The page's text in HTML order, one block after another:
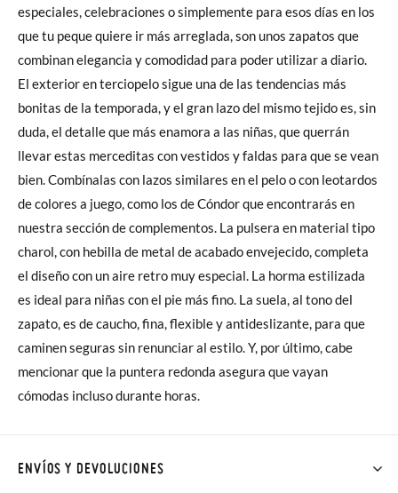
especiales, celebraciones o simplemente para esos días en los
que tu peque quiere ir más arreglada, son unos zapatos que
combinan elegancia y comodidad para poder utilizar a diario.
El exterior en terciopelo sigue una de las tendencias más
bonitas de la temporada, y el gran lazo del mismo tejido es, sin
duda, el detalle que más enamora a las niñas, que querrán
llevar estas merceditas con vestidos y faldas para que se vean
bien. Combínalas con lazos similares en el pelo o con leotardos
de colores a juego, como los de Cóndor que encontrarás en
nuestra sección de complementos. La pulsera en material tipo
charol, con hebilla de metal de acabado envejecido, completa
el diseño con un aire retro muy especial. La horma estilizada
es ideal para niñas con el pie más fino. La suela, al tono del
zapato, es de caucho, fina, flexible y antideslizante, para que
caminen seguras sin renunciar al estilo. Y, por último, cabe
mencionar que la puntera redonda asegura que vayan
cómodas incluso durante horas.
ENVÍOS Y DEVOLUCIONES